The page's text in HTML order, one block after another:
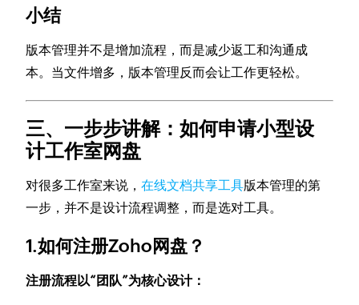
小结
版本管理并不是增加流程，而是减少返工和沟通成
本。当文件增多，版本管理反而会让工作更轻松。
三、一步步讲解：如何申请小型设
计工作室网盘
对很多工作室来说，在线文档共享工具版本管理的第
一步，并不是设计流程调整，而是选对工具。
1.如何注册Zoho网盘？
注册流程以“团队”为核心设计：